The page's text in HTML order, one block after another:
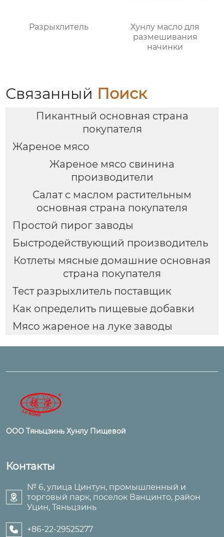
Разрыхлитель
Хунлу масло для
размешивания
начинки
Связанный Поиск
Пикантный основная страна
покупателя
Жареное мясо
Жареное мясо свинина
производители
Салат с маслом растительным
основная страна покупателя
Простой пирог заводы
Быстродействующий производитель
Котлеты мясные домашние основная
страна покупателя
Тест разрыхлитель поставщик
Как определить пищевые добавки
Мясо жареное на луке заводы
ООО Тяньцзинь Хунлу Пищевой
Контакты

№ 6, улица Цинтун, промышленный и
торговый парк, поселок Ванцинто, район
Уцин, Тяньцзинь
 +86-22-29525277